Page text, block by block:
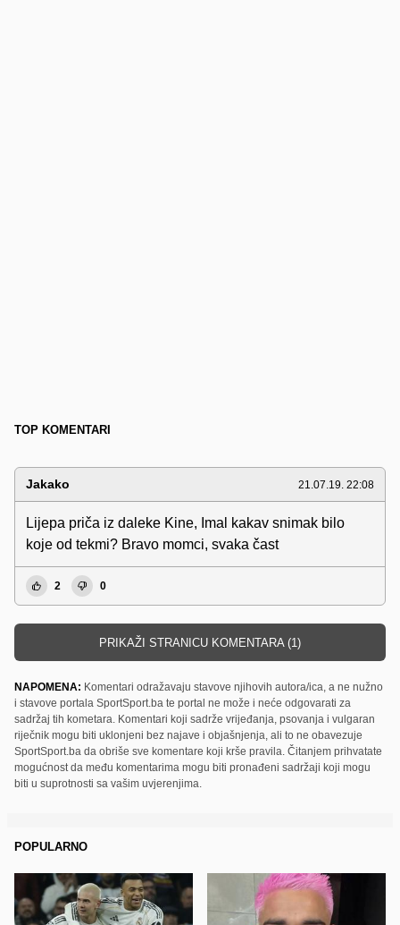
TOP KOMENTARI
Jakako 21.07.19. 22:08
Lijepa priča iz daleke Kine, Imal kakav snimak bilo
koje od tekmi? Bravo momci, svaka čast
2 0
PRIKAŽI STRANICU KOMENTARA (1)
NAPOMENA: Komentari odražavaju stavove njihovih autora/ica, a ne nužno
i stavove portala SportSport.ba te portal ne može i neće odgovarati za
sadržaj tih kometara. Komentari koji sadrže vrijeđanja, psovanja i vulgaran
riječnik mogu biti uklonjeni bez najave i objašnjenja, ali to ne obavezuje
SportSport.ba da obriše sve komentare koji krše pravila. Čitanjem prihvatate
mogućnost da među komentarima mogu biti pronađeni sadržaji koji mogu
biti u suprotnosti sa vašim uvjerenjima.
POPULARNO